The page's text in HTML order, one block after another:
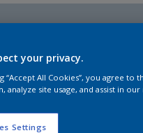
your privacy.
“Accept All Cookies”, you agree
analyze site usage, and assist in
Settings